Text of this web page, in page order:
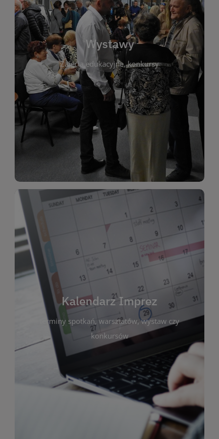
Wystawy
Zajęcia edukacyjne, konkursy
Wystawy
Biblioteka organizuje prezentujące zarówno
sztukę lokalnych twórców, jak i zbiory tematyczne.
W tej sekcji znajdziesz informacje o aktualnych
ekspozycjach oraz archiwum wystaw z
poprzednich lat. Prezentowane prace obejmują
malarstwo, fotografię, rękodzieło i inne formy
artystyczne. Każda wystawa to wyjątkowa okazja
do kontaktu z kulturą i sztuką w przestrzeni
biblioteki. Serdecznie zapraszamy wszystkich
Kalendarz Imprez
terminy spotkań, warsztatów, wystaw czy
konkursów
Kalendarz Imprez
Zakładka ta gromadzi wszystkie planowane
wydarzenia kulturalne i edukacyjne organizowane
przez bibliotekę. Możesz tu sprawdzić terminy
spotkań, warsztatów, wystaw czy konkursów.
Dzięki przejrzystemu kalendarzowi łatwo
zaplanujesz udział w interesujących Cię
wydarzeniach. Aktualizujemy harmonogram na
bieżąco, by zawsze był zgodny z planem pracy
biblioteki. Zapraszamy do śledzenia i uczestnictwa
w życiu kulturalnym miasta!
WIĘCEJ